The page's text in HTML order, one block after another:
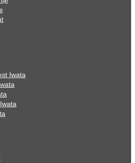
Iwata